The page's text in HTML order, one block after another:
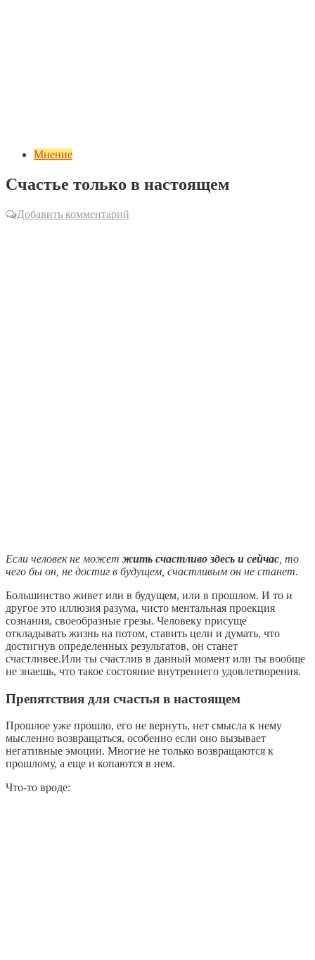
Мнение
Счастье только в настоящем
Добавить комментарий
Если человек не может жить счастливо здесь и сейчас , то
чего бы он, не достиг в будущем, счастливым он не станет.
Большинство живет или в будущем, или в прошлом. И то и
другое это иллюзия разума, чисто ментальная проекция
сознания, своеобразные грезы. Человеку присуще
откладывать жизнь на потом, ставить цели и думать, что
достигнув определенных результатов, он станет
счастливее.Или ты счастлив в данный момент или ты вообще
не знаешь, что такое состояние внутреннего удовлетворения.
Препятствия для счастья в настоящем
Прошлое уже прошло, его не вернуть, нет смысла к нему
мысленно возвращаться, особенно если оно вызывает
негативные эмоции. Многие не только возвращаются к
прошлому, а еще и копаются в нем.
Что-то вроде: